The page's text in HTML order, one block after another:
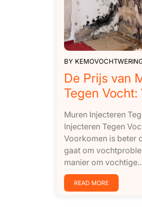
BY
De Prijs van
Tegen Vocht:
Muren Injecteren
Injecteren Tegen
Voorkomen is beter
gaat om
manier om
READ MORE